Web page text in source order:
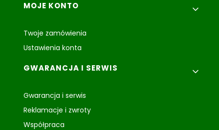
MOJE KONTO
Twoje zamówienia
Ustawienia konta
GWARANCJA I SERWIS
Gwarancja i serwis
Reklamacje i zwroty
Współpraca